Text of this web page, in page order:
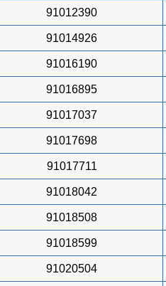
91012390
91014926
91016190
91016895
91017037
91017698
91017711
91018042
91018508
91018599
91020504